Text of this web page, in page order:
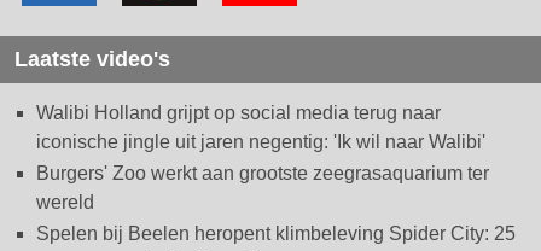
Laatste video's
Walibi Holland grijpt op social media terug naar
iconische jingle uit jaren negentig: 'Ik wil naar Walibi'
Burgers' Zoo werkt aan grootste zeegrasaquarium ter
wereld
Spelen bij Beelen heropent klimbeleving Spider City: 25